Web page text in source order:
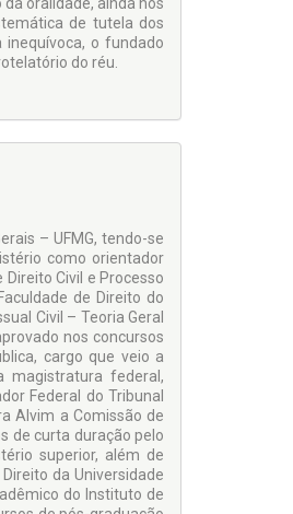
de tutela dos
o fundado
do réu.
– UFMG, tendo-se
como orientador
Civil e Processo
de Direito do
Civil – Teoria Geral
nos concursos
cargo que veio a
magistratura federal,
Federal do Tribunal
Alvim a Comissão de
de curta duração pelo
superior, além de
da Universidade
do Instituto de